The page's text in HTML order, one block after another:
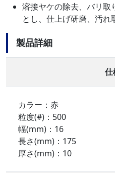
溶接ヤケの除去、バリ取
とし、仕上げ研磨、汚れ
製品詳細
仕
カラー：赤
粒度(#)：500
幅(mm)：16
長さ(mm)：175
厚さ(mm)：10